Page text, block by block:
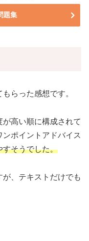
題集
らった感想です。
高い順に構成されて
ポイントアドバイス
すそうでした。
、テキストだけでも